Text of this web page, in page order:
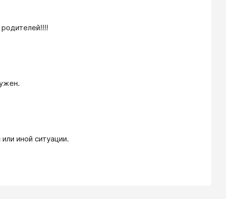
иной ситуации.